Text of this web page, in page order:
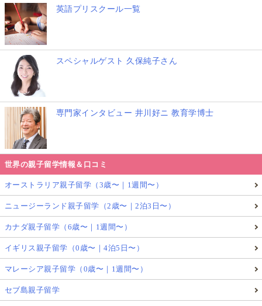
学学校で学ぶ時間は、母としての役割から少し離
れ、自分自身と向き合う貴重なひとときになるは
ずです。
将来の教育移住・海外進学を見据えて、暮らしの
肌感を確かめたい
午後の時間を使って、現地のインターナショナル
スクールの視察や、住環境（コンドミニアムやス
ーパーなど）のチェックも可能です。
いつか親子留学や移住をしてみたい
と考えている方にとって、「習う→使う」を毎日回す
マレーシアの親子研修旅行は「いつか」を「現実的な
選択肢」に変えていくための、良い試走（トライア
ル）になります。
英語プリスクール一覧
スペシャルゲスト 久保純子さん
専門家インタビュー 井川好ニ 教育学博士
世界の親子留学情報＆口コミ
オーストラリア親子留学（3歳〜｜1週間〜）
ニュージーランド親子留学（2歳〜｜2泊3日〜）
カナダ親子留学（6歳〜｜1週間〜）
イギリス親子留学（0歳〜｜4泊5日〜）
マレーシア親子留学（0歳〜｜1週間〜）
セブ島親子留学